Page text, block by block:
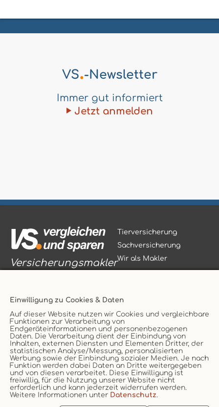
Einwilligung zu Cookies & Daten
Auf dieser Website nutzen wir Cookies und vergleichbare
Funktionen zur Verarbeitung von
Endgeräteinformationen und personenbezogenen
Daten. Die Verarbeitung dient der Einbindung von
Inhalten, externen Diensten und Elementen Dritter, der
statistischen Analyse/Messung, personalisierten
Werbung sowie der Einbindung sozialer Medien. Je nach
Funktion werden dabei Daten an Dritte weitergegeben
und von diesen verarbeitet. Diese Einwilligung ist
freiwillig, für die Nutzung unserer Website nicht
erforderlich und kann jederzeit widerrufen werden.
Weitere Informationen unter Datenschutz.
VS.-Newsletter
Immer gut informiert
Jetzt anmelden
Versicherungsmakler
Vertrag widerrufen
Tierversicherung
Sachversicherung
Wir als Makler
Service
Kontakt
Unternehmen
Erstinformation
AGB
Datenschutz
Impressum
Cookie